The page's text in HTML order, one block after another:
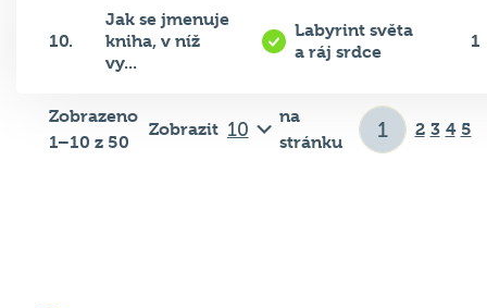
10.
Jak se jmenuje
kniha, v níž
vy...
Labyrint světa
a ráj srdce
1
Zobrazeno
1–10 z 50
Zobrazit
na
stránku
2 3 4 5